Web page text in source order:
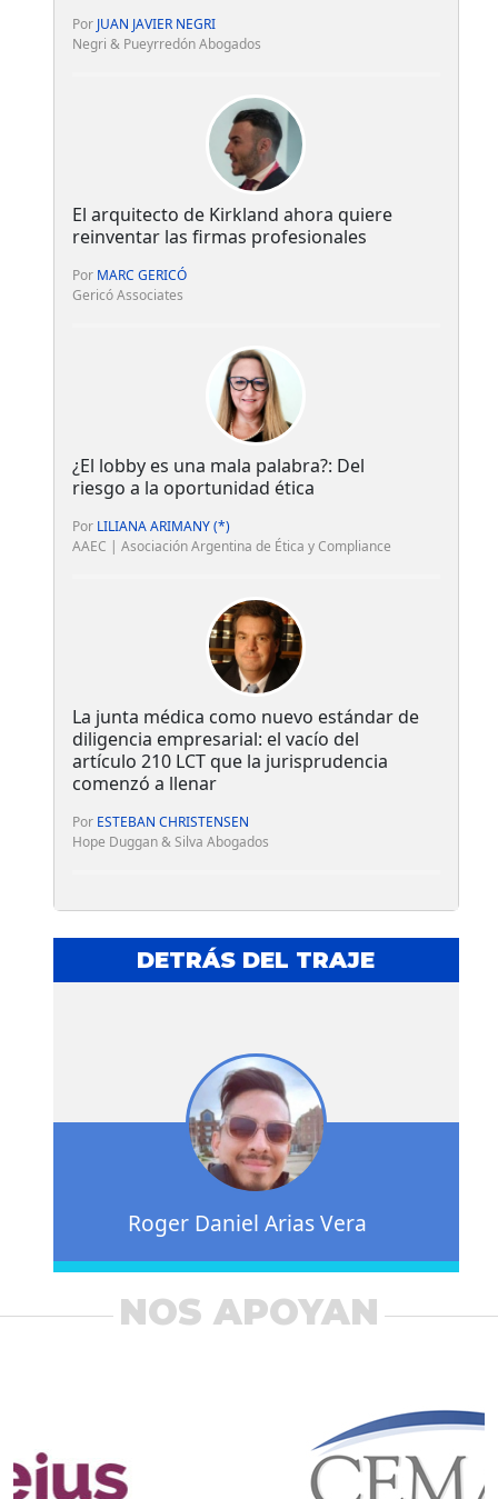
Por JUAN JAVIER NEGRI
Negri & Pueyrredón Abogados
El arquitecto de Kirkland ahora quiere
reinventar las firmas profesionales
Por MARC GERICÓ
Gericó Associates
¿El lobby es una mala palabra?: Del
riesgo a la oportunidad ética
Por LILIANA ARIMANY (*)
AAEC | Asociación Argentina de Ética y Compliance
La junta médica como nuevo estándar de
diligencia empresarial: el vacío del
artículo 210 LCT que la jurisprudencia
comenzó a llenar
Por ESTEBAN CHRISTENSEN
Hope Duggan & Silva Abogados
DETRÁS DEL TRAJE
Roger Daniel Arias Vera
NOS APOYAN